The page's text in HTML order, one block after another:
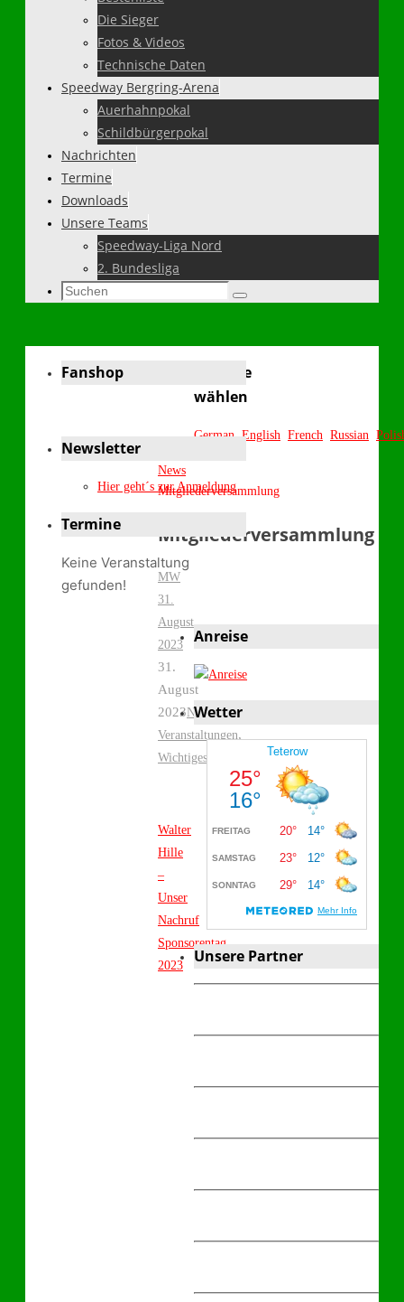
Die Sieger
Fotos & Videos
Technische Daten
Speedway Bergring-Arena
Auerhahnpokal
Schildbürgerpokal
Nachrichten
Termine
Downloads
Unsere Teams
Speedway-Liga Nord
2. Bundesliga
Suchen
Suchen
Sprache
wählen
German English French Russian
Start
News
Mitgliederversammlung
Mitgliederversammlung
MW
31.
August
2023
31.
August
2023News,
Veranstaltungen,
Wichtiges
Walter
Hille
–
Unser
Nachruf
Sponsorentag
2023
Fanshop
Newsletter
Hier geht´s zur Anmeldung
Termine
Keine Veranstaltung
gefunden!
Anreise
Wetter
Unsere Partner